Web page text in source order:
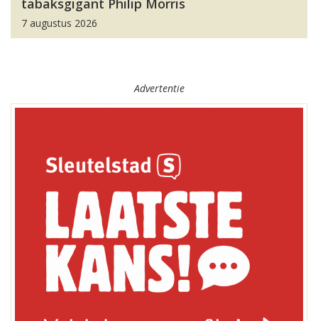
tabaksgigant Philip Morris
7 augustus 2026
Advertentie